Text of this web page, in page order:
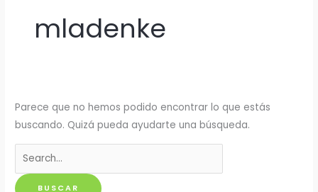
mladenke
Parece que no hemos podido encontrar lo que estás
buscando. Quizá pueda ayudarte una búsqueda.
Buscar
por: